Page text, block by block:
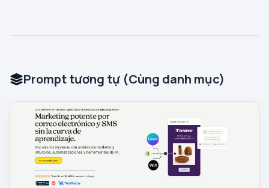
Prompt tương tự (Cùng danh mục)